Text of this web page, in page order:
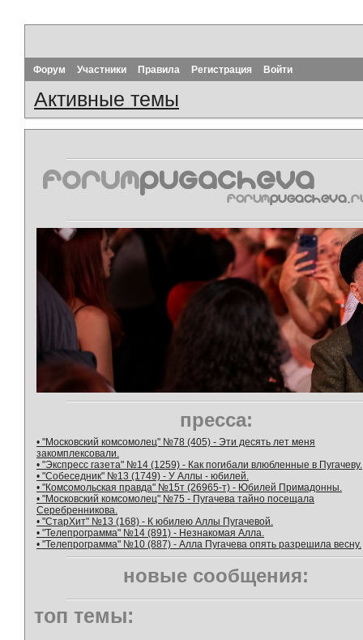
Форум Участники Правила Регистрация Войти
Активные темы
пресса:
• "Московский комсомолец" №78 (405) - Эти десять лет меня
закомплексовали.
• "Экспресс газета" №14 (1259) - Как погибали влюбленные в Пугачеву.
• "Собеседник" №13 (1749) - У Аллы - юбилей.
• "Комсомольская правда" №15т (26965-т) - Юбилей Примадонны.
• "Московский комсомолец" №75 - Пугачева тайно посещала
Серебренникова.
• "СтарХит" №13 (168) - К юбилею Аллы Пугачевой.
• "Телепрограмма" №14 (891) - Незнакомая Алла.
• "Телепрограмма" №10 (887) - Алла Пугачева опять разрешила весну.
новые сообщения:
топ темы: